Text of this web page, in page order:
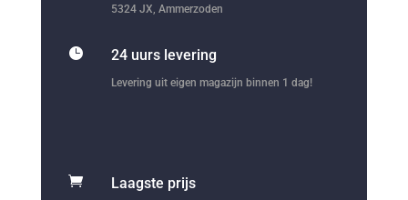
5324 JX, Ammerzoden
 24 uurs levering
Levering uit eigen magazijn binnen 1 dag!
 Laagste prijs